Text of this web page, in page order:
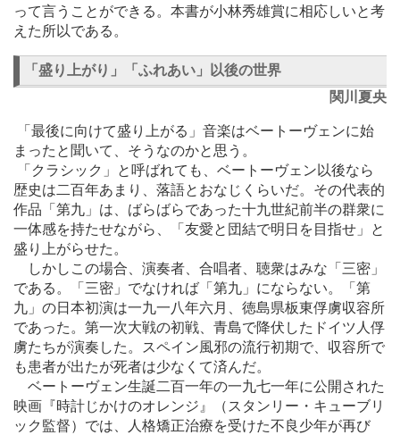
って言うことができる。本書が小林秀雄賞に相応しいと考
えた所以である。
「盛り上がり」「ふれあい」以後の世界
関川夏央
「最後に向けて盛り上がる」音楽はベートーヴェンに始
まったと聞いて、そうなのかと思う。
「クラシック」と呼ばれても、ベートーヴェン以後なら
歴史は二百年あまり、落語とおなじくらいだ。その代表的
作品「第九」は、ばらばらであった十九世紀前半の群衆に
一体感を持たせながら、「友愛と団結で明日を目指せ」と
盛り上がらせた。
しかしこの場合、演奏者、合唱者、聴衆はみな「三密」
である。「三密」でなければ「第九」にならない。「第
九」の日本初演は一九一八年六月、徳島県板東俘虜収容所
であった。第一次大戦の初戦、青島で降伏したドイツ人俘
虜たちが演奏した。スペイン風邪の流行初期で、収容所で
も患者が出たが死者は少なくて済んだ。
ベートーヴェン生誕二百一年の一九七一年に公開された
映画『時計じかけのオレンジ』（スタンリー・キューブリ
ック監督）では、人格矯正治療を受けた不良少年が再び